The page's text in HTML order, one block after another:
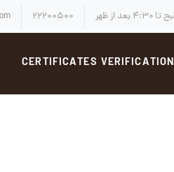
۲۲۲۰۰۵۰۰
CERTIFICATES VERIFICATION